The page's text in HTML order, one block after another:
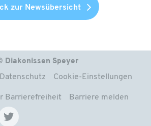
zur Newsübersicht
Diakonissen Speyer
Datenschutz Cookie-Einstellungen
Barrierefreiheit Barriere melden